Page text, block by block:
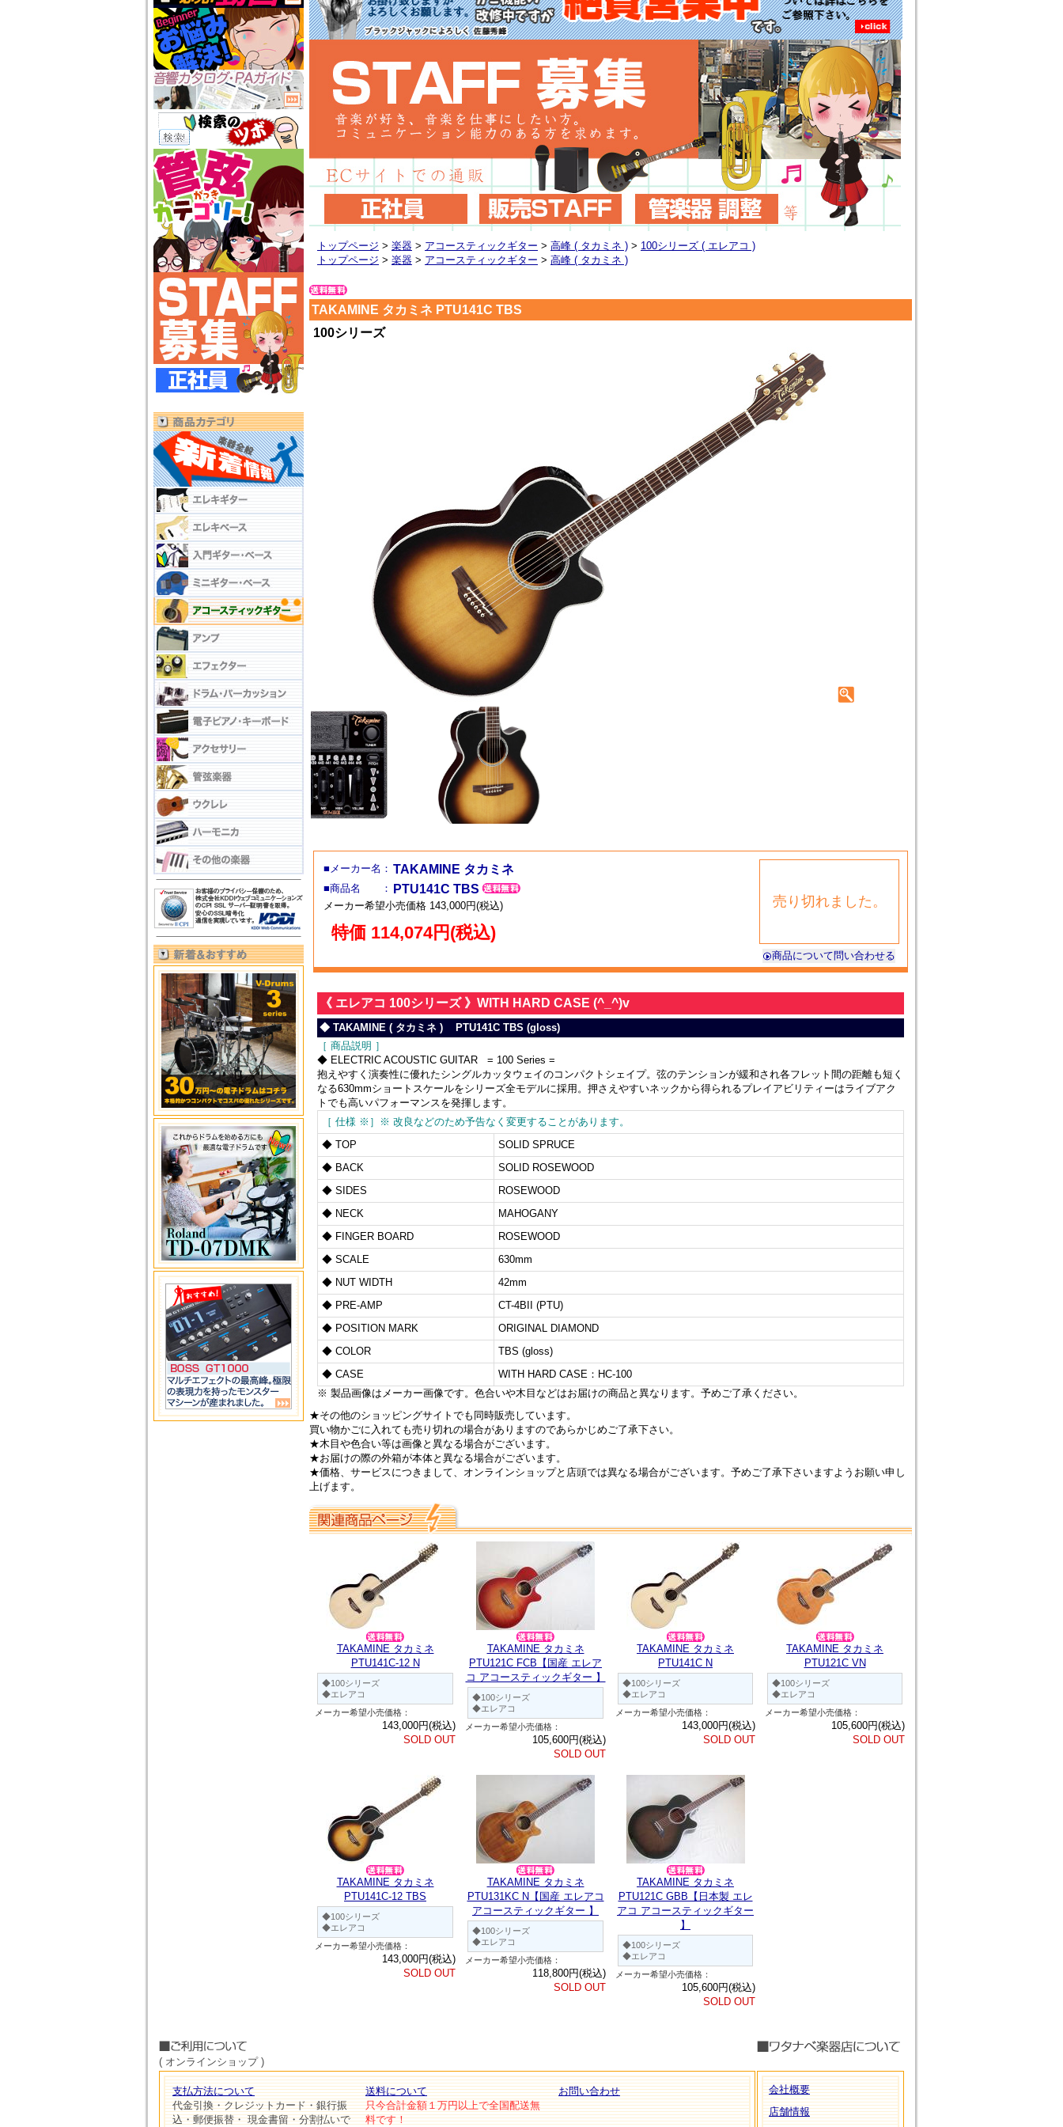
トップページ > 楽器 > アコースティックギター > 高峰 ( タカミネ ) > 100シリーズ ( エレアコ )
トップページ > 楽器 > アコースティックギター > 高峰 ( タカミネ )
TAKAMINE タカミネ PTU141C TBS
100シリーズ
売り切れました。
商品について問い合わせる
■メーカー名： TAKAMINE タカミネ
■商品名 ： PTU141C TBS
メーカー希望小売価格 143,000円(税込)
特価 114,074円(税込)
《 エレアコ 100シリーズ 》WITH HARD CASE (^_^)v
◆ TAKAMINE ( タカミネ ) PTU141C TBS (gloss)
［ 商品説明 ］
◆ ELECTRIC ACOUSTIC GUITAR = 100 Series =
抱えやすく演奏性に優れたシングルカッタウェイのコンパクトシェイプ。弦のテンションが緩和され各フレット間の距離も短く
なる630mmショートスケールをシリーズ全モデルに採用。押さえやすいネックから得られるプレイアビリティーはライブアク
トでも高いパフォーマンスを発揮します。
［ 仕様 ※］※ 改良などのため予告なく変更することがあります。
◆ TOP
SOLID SPRUCE
◆ BACK
SOLID ROSEWOOD
◆ SIDES
ROSEWOOD
◆ NECK
MAHOGANY
◆ FINGER BOARD
ROSEWOOD
◆ SCALE
630mm
◆ NUT WIDTH
42mm
◆ PRE-AMP
CT-4BII (PTU)
◆ POSITION MARK
ORIGINAL DIAMOND
◆ COLOR
TBS (gloss)
◆ CASE
WITH HARD CASE：HC-100
※ 製品画像はメーカー画像です。色合いや木目などはお届けの商品と異なります。予めご了承ください。
★その他のショッピングサイトでも同時販売しています。
買い物かごに入れても売り切れの場合がありますのであらかじめご了承下さい。
★木目や色合い等は画像と異なる場合がございます。
★お届けの際の外箱が本体と異なる場合がございます。
★価格、サービスにつきまして、オンラインショップと店頭では異なる場合がございます。予めご了承下さいますようお願い申し
上げます。
TAKAMINE タカミネ
PTU141C-12 N
◆100シリーズ
◆エレアコ
メーカー希望小売価格：
143,000円(税込)
SOLD OUT
TAKAMINE タカミネ
PTU121C FCB【国産 エレア
コ アコースティックギター 】
◆100シリーズ
◆エレアコ
メーカー希望小売価格：
105,600円(税込)
SOLD OUT
TAKAMINE タカミネ
PTU141C N
◆100シリーズ
◆エレアコ
メーカー希望小売価格：
143,000円(税込)
SOLD OUT
TAKAMINE タカミネ
PTU121C VN
◆100シリーズ
◆エレアコ
メーカー希望小売価格：
105,600円(税込)
SOLD OUT
TAKAMINE タカミネ
PTU141C-12 TBS
◆100シリーズ
◆エレアコ
メーカー希望小売価格：
143,000円(税込)
SOLD OUT
TAKAMINE タカミネ
PTU131KC N【国産 エレアコ
アコースティックギター 】
◆100シリーズ
◆エレアコ
メーカー希望小売価格：
118,800円(税込)
SOLD OUT
TAKAMINE タカミネ
PTU121C GBB【日本製 エレ
アコ アコースティックギター
】
◆100シリーズ
◆エレアコ
メーカー希望小売価格：
105,600円(税込)
SOLD OUT
( オンラインショップ )
支払方法について
代金引換・クレジットカード・銀行振
込・郵便振替・ 現金書留・分割払いで
送料について
只今合計金額１万円以上で全国配送無
料です！
お問い合わせ
会社概要
店舗情報